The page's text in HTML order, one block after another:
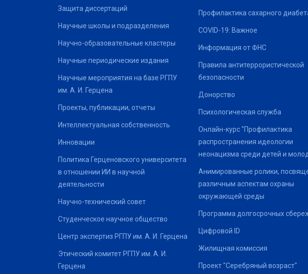
Защита диссертаций
Научные школы и подразделения
Научно-образовательные кластеры
Научные периодические издания
Научные мероприятия на базе РГПУ
им. А. И. Герцена
Проекты, публикации, отчеты
Интеллектуальная собственность
Инновации
Политика Герценовского университета
в отношении ИИ в научной
деятельности
Научно-технический совет
Студенческое научное общество
Центр экспертиз РГПУ им. А. И. Герцена
Этический комитет РГПУ им. А. И.
Герцена
Профилактика сахарного
COVID-19: Важное
Информация от ФНС
Правила антитеррористической
безопасности
Донорство
Психологическая служба
Онлайн-курс "Профилактика
распространения идеологии
неонацизма среди детей и
Анимированные ролики,
различным аспектам охраны
окружающей среды
Программа долгосрочных
Цифровой ID
Жилищная комиссия
Проект "Серебряный возраст"